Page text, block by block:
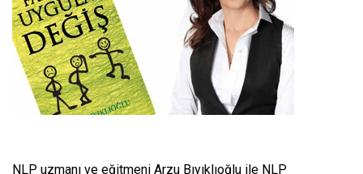
NLP uzmanı ve eğitmeni Arzu Bıyıklıoğlu ile NLP